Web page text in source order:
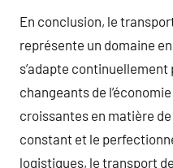
En conclusion, le
représente un domaine
s’adapte
changeants de
croissantes en matière
constant et le
logistiques, le transport